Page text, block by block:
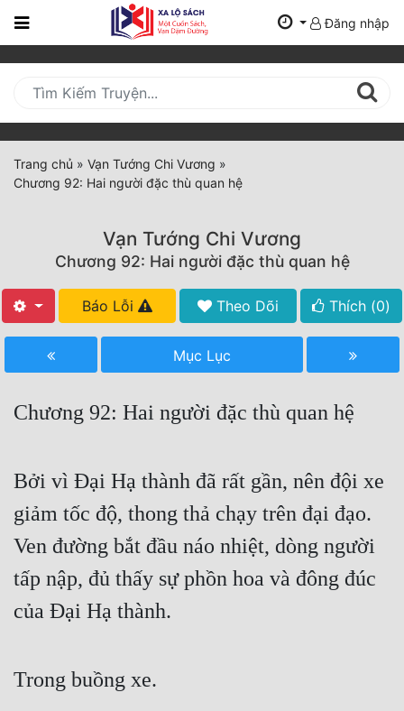
Trang
Mới
Cập
Nhật
(current)
Tất Cả
Hoàn Thành
Truyện Convert
Truyện Dịch
Truyện Nhập Môn
Truyện ngắn
Đăng nhập
Trang chủ » Vạn Tướng Chi Vương »
Chương 92: Hai người đặc thù quan hệ
Vạn Tướng Chi Vương
Chương 92: Hai người đặc thù quan hệ
Báo Lỗi Theo Dõi Thích (0)
Mục Lục
Chương 92: Hai người đặc thù quan hệ
Bởi vì Đại Hạ thành đã rất gần, nên đội xe
giảm tốc độ, thong thả chạy trên đại đạo.
Ven đường bắt đầu náo nhiệt, dòng người
tấp nập, đủ thấy sự phồn hoa và đông đúc
của Đại Hạ thành.
Trong buồng xe.